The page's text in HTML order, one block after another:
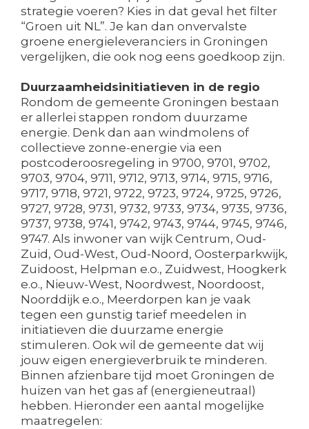
strategie voeren? Kies in dat geval het filter
“Groen uit NL”. Je kan dan onvervalste
groene energieleveranciers in Groningen
vergelijken, die ook nog eens goedkoop zijn.
Duurzaamheidsinitiatieven in de regio
Rondom de gemeente Groningen bestaan
er allerlei stappen rondom duurzame
energie. Denk dan aan windmolens of
collectieve zonne-energie via een
postcoderoosregeling in 9700, 9701, 9702,
9703, 9704, 9711, 9712, 9713, 9714, 9715, 9716,
9717, 9718, 9721, 9722, 9723, 9724, 9725, 9726,
9727, 9728, 9731, 9732, 9733, 9734, 9735, 9736,
9737, 9738, 9741, 9742, 9743, 9744, 9745, 9746,
9747. Als inwoner van wijk Centrum, Oud-
Zuid, Oud-West, Oud-Noord, Oosterparkwijk,
Zuidoost, Helpman e.o., Zuidwest, Hoogkerk
e.o., Nieuw-West, Noordwest, Noordoost,
Noorddijk e.o., Meerdorpen kan je vaak
tegen een gunstig tarief meedelen in
initiatieven die duurzame energie
stimuleren. Ook wil de gemeente dat wij
jouw eigen energieverbruik te minderen.
Binnen afzienbare tijd moet Groningen de
huizen van het gas af (energieneutraal)
hebben. Hieronder een aantal mogelijke
maatregelen: